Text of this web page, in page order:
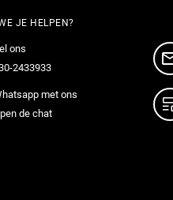
JE HELPEN?
ons
2433933
met ons
de chat